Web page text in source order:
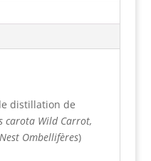
distillation de
carota Wild Carrot,
Nest Ombellifères)